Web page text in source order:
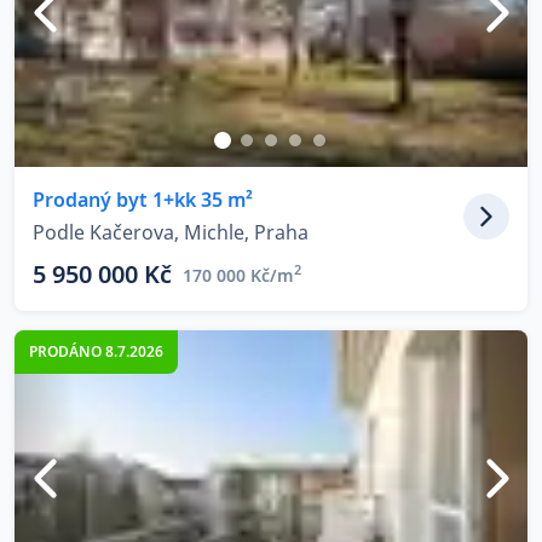
Prodaný byt 1+kk 35 m²
Podle Kačerova, Michle, Praha
5 950 000 Kč 170 000 Kč/m2
PRODÁNO 8.7.2026